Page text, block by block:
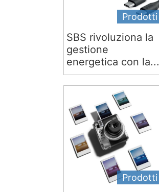
Prodotti
SBS rivoluziona la
gestione
energetica con la...
Prodotti